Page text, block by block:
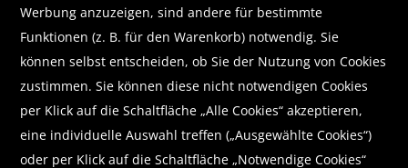
Werbung anzuzeigen, sind andere für bestimmte
Funktionen (z. B. für den Warenkorb) notwendig. Sie
können selbst entscheiden, ob Sie der Nutzung von Cookies
zustimmen. Sie können diese nicht notwendigen Cookies
per Klick auf die Schaltfläche „Alle Cookies“ akzeptieren,
eine individuelle Auswahl treffen („Ausgewählte Cookies“)
oder per Klick auf die Schaltfläche „Notwendige Cookies“